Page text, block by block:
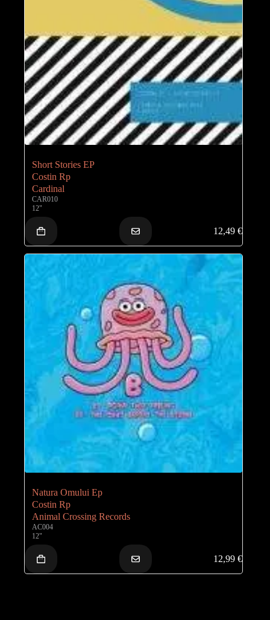
Short Stories EP
Costin Rp
Cardinal
CAR010
12"
12,49€
Natura Omului Ep
Costin Rp
Animal Crossing Records
AC004
12"
12,99€